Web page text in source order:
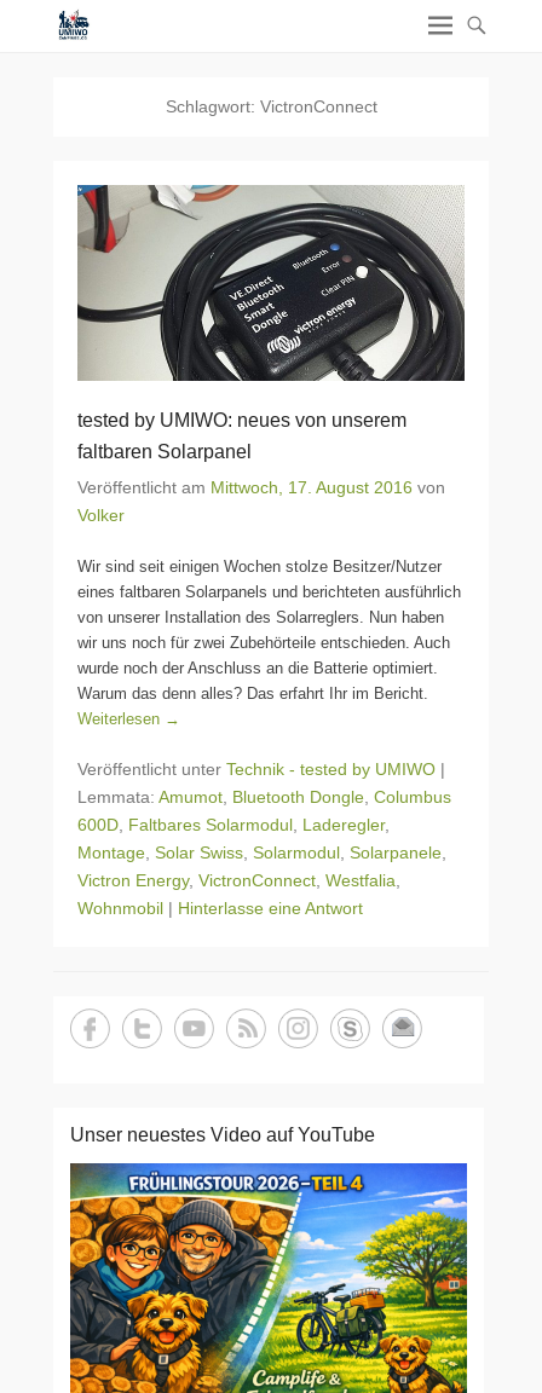
Schlagwort: VictronConnect
tested by UMIWO: neues von unserem
faltbaren Solarpanel
Veröffentlicht am Mittwoch, 17. August 2016 von
Volker
Wir sind seit einigen Wochen stolze Besitzer/Nutzer
eines faltbaren Solarpanels und berichteten ausführlich
von unserer Installation des Solarreglers. Nun haben
wir uns noch für zwei Zubehörteile entschieden. Auch
wurde noch der Anschluss an die Batterie optimiert.
Warum das denn alles? Das erfahrt Ihr im Bericht.
Weiterlesen →
Veröffentlicht unter Technik - tested by UMIWO |
Lemmata: Amumot Bluetooth Dongle Columbus
600D Faltbares Solarmodul Laderegler,
Montage Solar Swiss Solarmodul Solarpanele
Victron Energy, VictronConnect Westfalia
Wohnmobil | Hinterlasse eine Antwort
Unser neuestes Video auf YouTube